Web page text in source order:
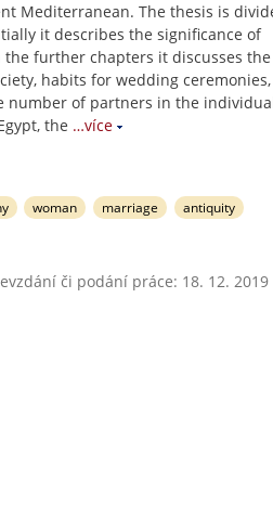
Mediterranean. The thesis is
it describes the significance of
further chapters it discusses
habits for wedding
number of partners in the
the …více
woman marriage
antiquity
či podání práce: 18. 12. 2019